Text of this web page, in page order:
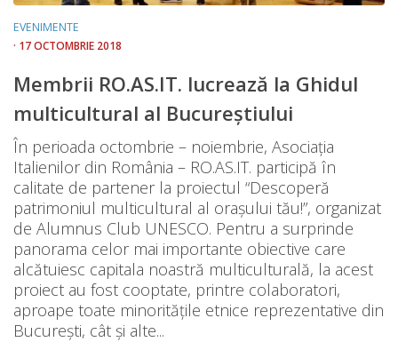
EVENIMENTE
· 17 OCTOMBRIE 2018
Membrii RO.AS.IT. lucrează la Ghidul
multicultural al Bucureștiului
În perioada octombrie – noiembrie, Asociația
Italienilor din România – RO.AS.IT. participă în
calitate de partener la proiectul “Descoperă
patrimoniul multicultural al oraşului tău!”, organizat
de Alumnus Club UNESCO. Pentru a surprinde
panorama celor mai importante obiective care
alcătuiesc capitala noastră multiculturală, la acest
proiect au fost cooptate, printre colaboratori,
aproape toate minoritățile etnice reprezentative din
București, cât și alte...